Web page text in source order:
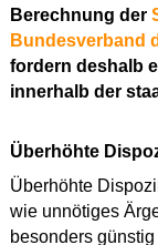
Berechnung der
Bundesverband
fordern deshalb
innerhalb der
Überhöhte
Überhöhte
wie unnötiges
besonders